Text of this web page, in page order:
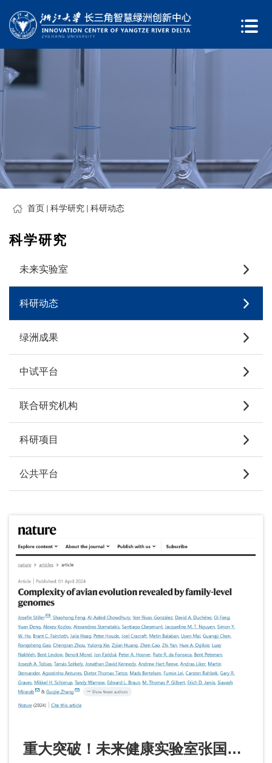
首页 科学研究 科研动态
科学研究
未来实验室
科研动态
绿洲成果
中试平台
联合研究机构
科研项目
公共平台
重大突破！未来健康实验室张国捷